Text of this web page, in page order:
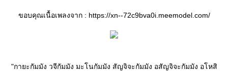
ขอบคุณเนื้อเพลงจาก : https://xn--72c9bva0i.meemodel.com/
"กายะกัมมัง วจีกัมมัง มะโนกัมมัง สัญจิจะกัมมัง อสัญจิจะกัมมัง อโหสิ